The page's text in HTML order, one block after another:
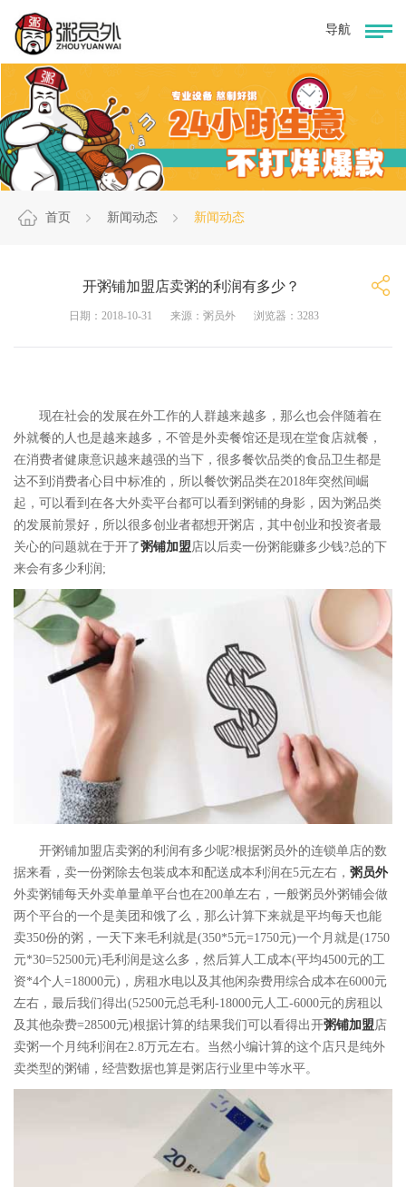
首页 新闻动态 新闻动态
开粥铺加盟店卖粥的利润有多少？
日期：2018-10-31 来源：粥员外 浏览器：3283
现在社会的发展在外工作的人群越来越多，那么也会伴随着在
外就餐的人也是越来越多，不管是外卖餐馆还是现在堂食店就餐，
在消费者健康意识越来越强的当下，很多餐饮品类的食品卫生都是
达不到消费者心目中标准的，所以餐饮粥品类在2018年突然间崛
起，可以看到在各大外卖平台都可以看到粥铺的身影，因为粥品类
的发展前景好，所以很多创业者都想开粥店，其中创业和投资者最
关心的问题就在于开了粥铺加盟店以后卖一份粥能赚多少钱?总的下
来会有多少利润;
开粥铺加盟店卖粥的利润有多少呢?根据粥员外的连锁单店的数
据来看，卖一份粥除去包装成本和配送成本利润在5元左右， 粥员外
外卖粥铺每天外卖单量单平台也在200单左右，一般粥员外粥铺会做
两个平台的一个是美团和饿了么，那么计算下来就是平均每天也能
卖350份的粥，一天下来毛利就是(350*5元=1750元)一个月就是(1750
元*30=52500元)毛利润是这么多，然后算人工成本(平均4500元的工
资*4个人=18000元)，房租水电以及其他闲杂费用综合成本在6000元
左右，最后我们得出(52500元总毛利-18000元人工-6000元的房租以
及其他杂费=28500元)根据计算的结果我们可以看得出开粥铺加盟店
卖粥一个月纯利润在2.8万元左右。当然小编计算的这个店只是纯外
卖类型的粥铺，经营数据也算是粥店行业里中等水平。